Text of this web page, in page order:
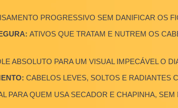
ALISAMENTO PROGRESSIVO SEM DANIFICAR
SEGURA:ATIVOS QUE TRATAM E NUTREM